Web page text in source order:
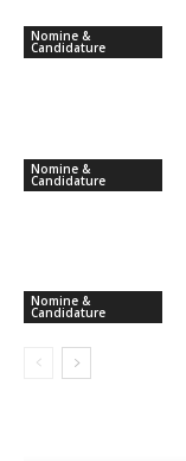
Nomine &
Candidature
Nomine &
Candidature
Nomine &
Candidature